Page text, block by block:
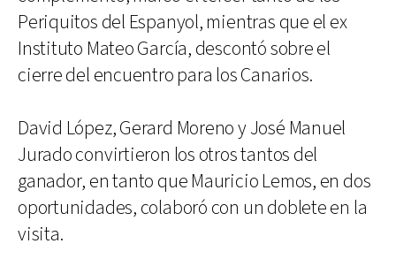
Periquitos del Espanyol, mientras que el ex
Instituto Mateo García, descontó sobre el
cierre del encuentro para los Canarios.
David López, Gerard Moreno y José Manuel
Jurado convirtieron los otros tantos del
ganador, en tanto que Mauricio Lemos, en dos
oportunidades, colaboró con un doblete en la
visita.